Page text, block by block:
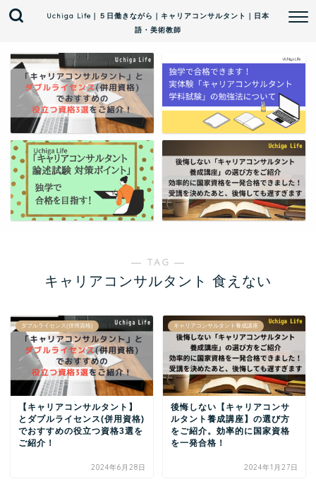
Uchiga Life｜５日働きながら｜キャリアコンサルタント｜日本
語・美術教師
― TAG ―
キャリアコンサルタント 食えない
ダブルライセンス(併用資格)
【キャリアコンサルタント】
とダブルライセンス(併用資格)
でおすすめの役立つ資格3選を
ご紹介！
2024年6月28日
キャリアコンサルタント養成講座
後悔しない【キャリアコンサ
ルタント養成講座】の選び方
をご紹介。効率的に国家資格
を一発合格！
2024年1月27日